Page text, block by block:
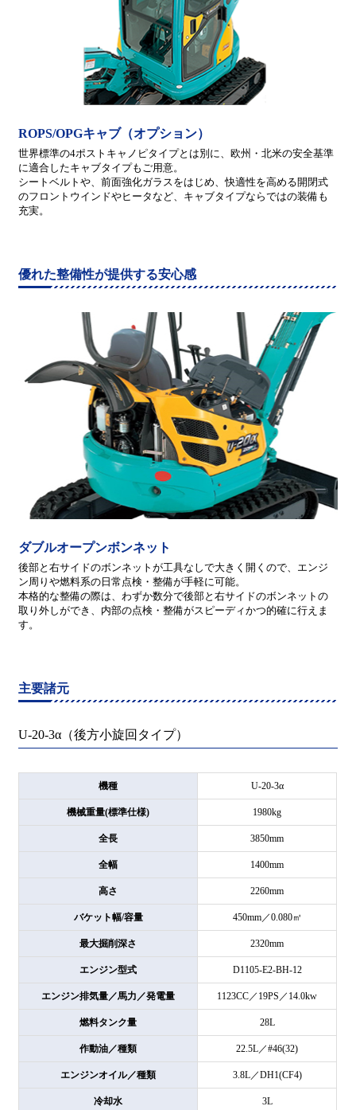
ROPS/OPGキャブ（オプション）
世界標準の4ポストキャノピタイプとは別に、欧州・北米の安全基準
に適合したキャブタイプもご用意。
シートベルトや、前面強化ガラスをはじめ、快適性を高める開閉式
のフロントウインドやヒータなど、キャブタイプならではの装備も
充実。
優れた整備性が提供する安心感
ダブルオープンボンネット
後部と右サイドのボンネットが工具なしで大きく開くので、エンジ
ン周りや燃料系の日常点検・整備が手軽に可能。
本格的な整備の際は、わずか数分で後部と右サイドのボンネットの
取り外しができ、内部の点検・整備がスピーディかつ的確に行えま
す。
主要諸元
U-20-3α（後方小旋回タイプ）
機種 U-20-3α
機械重量(標準仕様) 1980kg
全長 3850mm
全幅 1400mm
高さ 2260mm
バケット幅/容量 450mm／0.080㎥
最大掘削深さ 2320mm
エンジン型式 D1105-E2-BH-12
エンジン排気量／馬力／発電量 1123CC／19PS／14.0kw
燃料タンク量 28L
作動油／種類 22.5L／#46(32)
エンジンオイル／種類 3.8L／DH1(CF4)
冷却水 3L